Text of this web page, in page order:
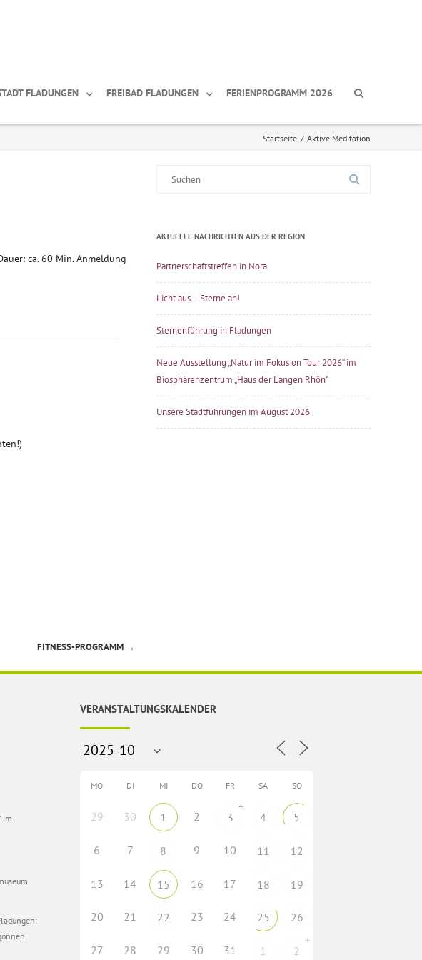
FLADUNGEN FREIBAD FLADUNGEN FERIENPROGRAMM 2026
Startseite / Aktive Meditation
ca. 60 Min. Anmeldung
FITNESS-PROGRAMM →
AKTUELLE NACHRICHTEN AUS DER REGION
Partnerschaftstreffen in Nora
Licht aus – Sterne an!
Sternenführung in Fladungen
Neue Ausstellung „Natur im Fokus on Tour 2026“ im
Biosphärenzentrum „Haus der Langen Rhön“
Unsere Stadtführungen im August 2026
im
VERANSTALTUNGSKALENDER
MO DI MI DO FR SA SO
29 30 1 2 3
+
4 5
6 7 8 9 10 11 12
13 14 15 16 17 18 19
20 21 22 23 24 25 26
27 28 29 30 31 1 2
+